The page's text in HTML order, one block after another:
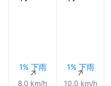
1% 下雨
↑
8.0 km/h
1% 下雨
↑
10.0 km/h